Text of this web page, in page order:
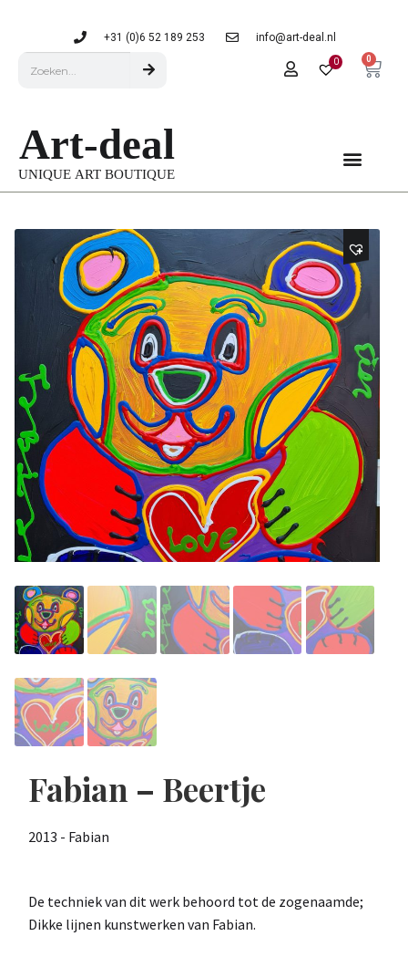
+31 (0)6 52 189 253 info@art-deal.nl
0 0
Fabian – Beertje
2013 - Fabian
De techniek van dit werk behoord tot de zogenaamde;
Dikke lijnen kunstwerken van Fabian.